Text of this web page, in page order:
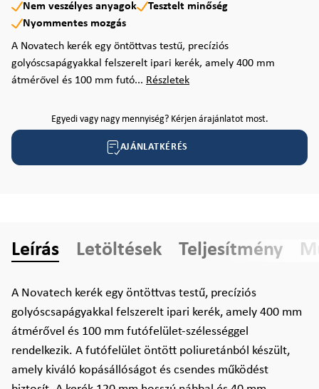
Nem veszélyes anyagok
Tesztelt minőség
Nyommentes mozgás
A Novatech kerék egy öntöttvas testű, precíziós
golyóscsapágyakkal felszerelt ipari kerék, amely 400 mm
átmérővel és 100 mm futó... Részletek
Egyedi vagy nagy mennyiség? Kérjen árajánlatot most.
AJÁNLATKÉRÉS
Leírás Letöltések Teljesítmény
A Novatech kerék egy öntöttvas testű, precíziós
golyóscsapágyakkal felszerelt ipari kerék, amely 400 mm
átmérővel és 100 mm futófelület-szélességgel
rendelkezik. A futófelület öntött poliuretánból készült,
amely kiváló kopásállóságot és csendes működést